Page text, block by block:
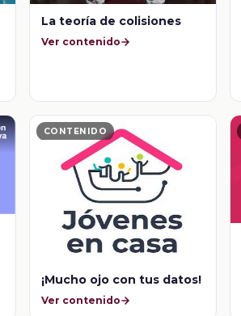
La teoría de colisiones
Ver contenido
CONTENIDO
¡Mucho ojo con tus datos!
Ver contenido